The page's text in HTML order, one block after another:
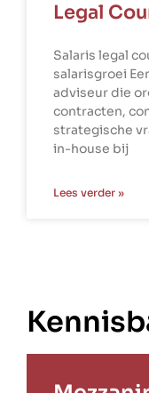
Legal
Salaris legal
salarisgroei
adviseur die
contracten,
strategische
in-house bij
Lees verder »